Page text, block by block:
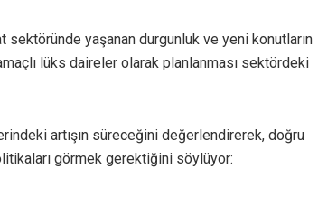
sektöründe yaşanan durgunluk ve yeni konutların
lüks daireler olarak planlanması sektördeki
artışın süreceğini değerlendirerek, doğru
görmek gerektiğini söylüyor: